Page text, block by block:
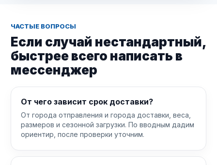
ЧАСТЫЕ ВОПРОСЫ
Если случай нестандартный,
быстрее всего написать в
мессенджер
От чего зависит срок доставки?
От города отправления и города доставки, веса,
размеров и сезонной загрузки. По вводным дадим
ориентир, после проверки уточним.